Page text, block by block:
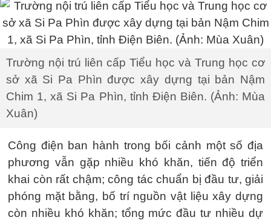
Trường nội trú liên cấp Tiểu học và Trung học cơ
sở xã Si Pa Phìn được xây dựng tại bản Nậm
Chim 1, xã Si Pa Phìn, tỉnh Điện Biên. (Ảnh: Mùa
Xuân)
Công điện ban hành trong bối cảnh một số địa
phương vẫn gặp nhiều khó khăn, tiến độ triển
khai còn rất chậm; công tác chuẩn bị đầu tư, giải
phóng mặt bằng, bố trí nguồn vật liệu xây dựng
còn nhiều khó khăn; tổng mức đầu tư nhiều dự